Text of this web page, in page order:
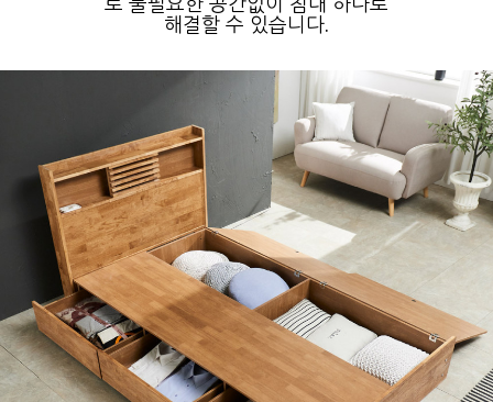
해결할 수 있습니다.